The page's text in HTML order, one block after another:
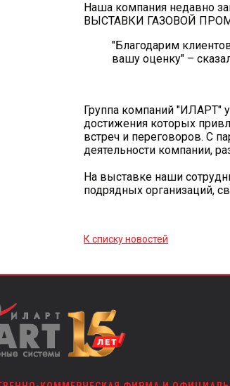
Наша компания недавно
ВЫСТАВКИ ГАЗОВОЙ
"Благодарим
вашу оценку" –
Группа компаний "ИЛАРТ"
достижения которых
встреч и переговоров. С
деятельности компании,
На выставке наши
подрядных организаций,
К списку новостей